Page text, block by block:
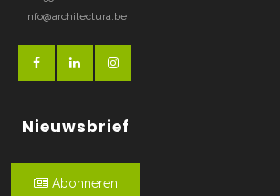
info@architectura.be
Nieuwsbrief
Abonneren